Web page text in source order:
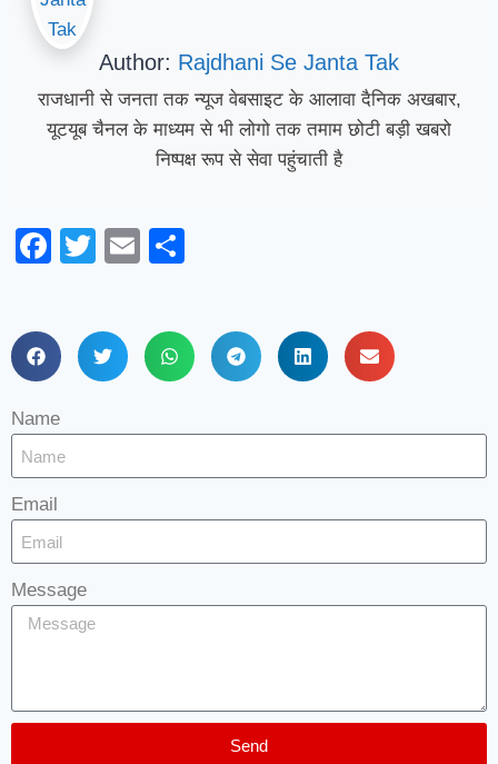
Author: Rajdhani Se Janta Tak
राजधानी से जनता तक न्यूज वेबसाइट के आलावा दैनिक अखबार,
यूटयूब चैनल के माध्यम से भी लोगो तक तमाम छोटी बड़ी खबरो
निष्पक्ष रूप से सेवा पहुंचाती है
Facebook
TwitterEmail
Name
Email
Message
Send